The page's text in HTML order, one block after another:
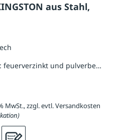
aus Stahl,
feuerverzinkt und pulverbeschichtet
MwSt., zzgl. evtl. Versandkosten